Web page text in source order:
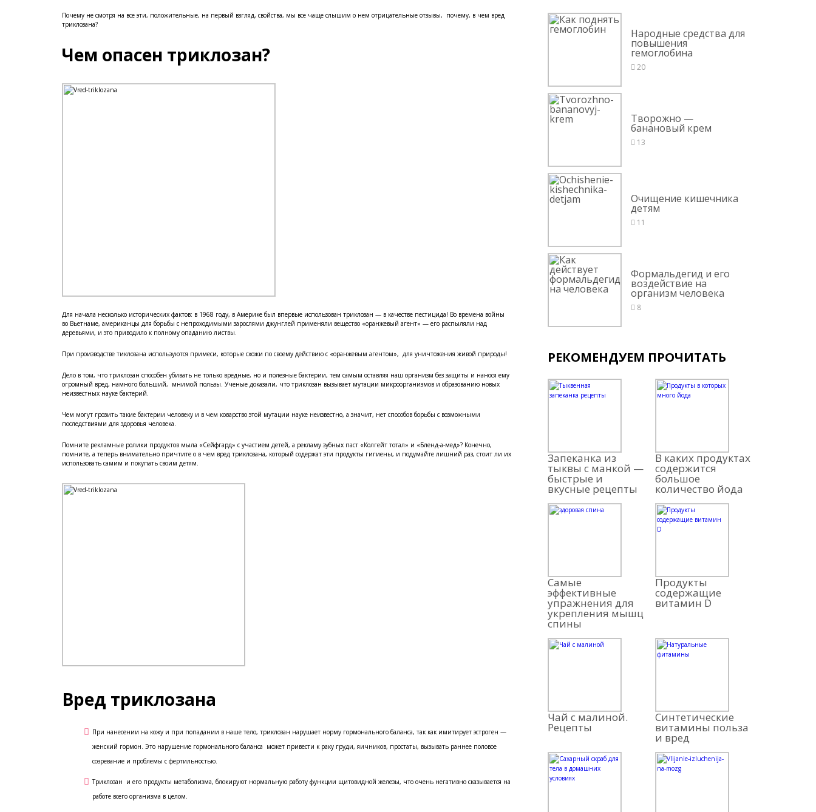
Почему не смотря на все эти, положительные, на первый взгляд, свойства, мы все чаще слышим о нем отрицательные отзывы, почему, в чем вред
триклозана?
Чем опасен триклозан?
Для начала несколько исторических фактов: в 1968 году, в Америке был впервые использован триклозан — в качестве пестицида! Во времена войны
во Вьетнаме, американцы для борьбы с непроходимыми зарослями джунглей применяли вещество «оранжевый агент» — его распыляли над
деревьями, и это приводило к полному опаданию листвы.
При производстве тиклозана используются примеси, которые схожи по своему действию с «оранжевым агентом», для уничтожения живой природы!
Дело в том, что триклозан способен убивать не только вредные, но и полезные бактерии, тем самым оставляя наш организм без защиты и нанося ему
огромный вред, намного больший, мнимой пользы. Ученые доказали, что триклозан вызывает мутации микроорганизмов и образованию новых
неизвестных науке бактерий.
Чем могут грозить такие бактерии человеку и в чем коварство этой мутации науке неизвестно, а значит, нет способов борьбы с возможными
последствиями для здоровья человека.
Помните рекламные ролики продуктов мыла «Сейфгард» с участием детей, а рекламу зубных паст «Колгейт тотал» и «Бленд-а-мед»? Конечно,
помните, а теперь внимательно причтите о в чем вред триклозана, который содержат эти продукты гигиены, и подумайте лишний раз, стоит ли их
использовать самим и покупать своим детям.
Вред триклозана
При нанесении на кожу и при попадании в наше тело, триклозан нарушает норму гормонального баланса, так как имитирует эстроген —
женский гормон. Это нарушение гормонального баланса может привести к раку груди, яичников, простаты, вызывать раннее половое
созревание и проблемы с фертильностью.
Триклозан и его продукты метаболизма, блокируют нормальную работу функции щитовидной железы, что очень негативно сказывается на
работе всего организма в целом.
Народные средства для
повышения
гемоглобина
20
Творожно —
банановый крем
13
Очищение кишечника
детям
11
Формальдегид и его
воздействие на
организм человека
8
РЕКОМЕНДУЕМ ПРОЧИТАТЬ
Запеканка из
тыквы с манкой —
быстрые и
вкусные рецепты
В каких продуктах
содержится
большое
количество йода
Самые
эффективные
упражнения для
укрепления мышц
спины
Продукты
содержащие
витамин D
Чай с малиной.
Рецепты
Синтетические
витамины польза
и вред